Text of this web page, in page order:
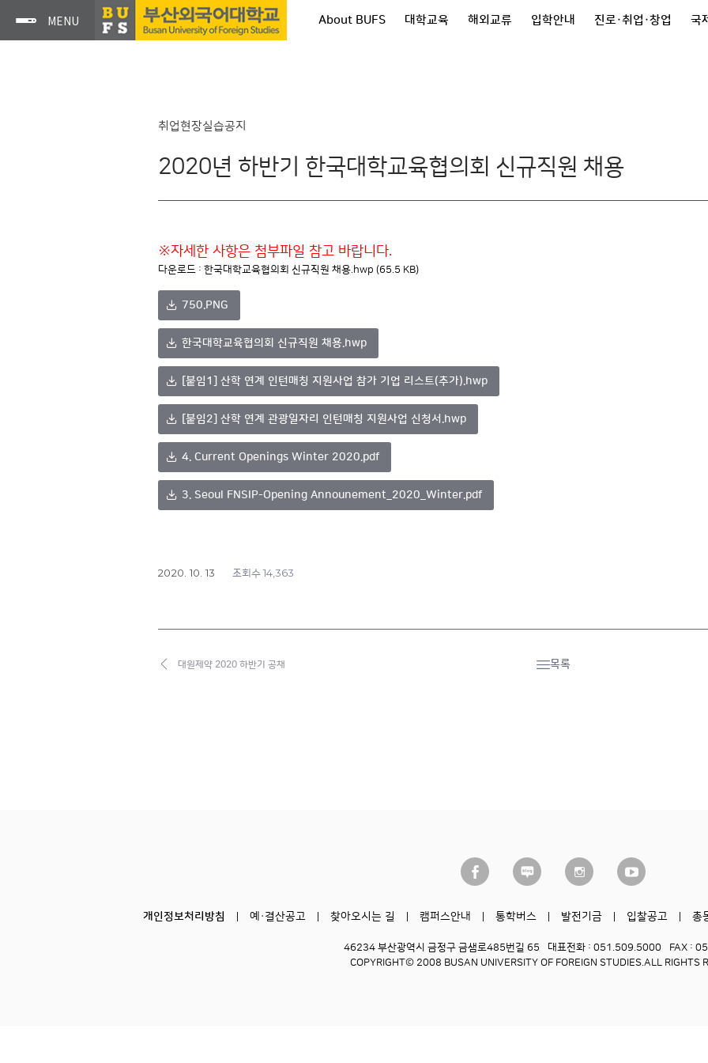
About BUFS 대학교육 해외교류 입학안내 진로·취업·창업 국
취업현장실습공지
2020년 하반기 한국대학교육협의회 신규직원 채용
※자세한 사항은 첨부파일 참고 바랍니다.
다운로드 : 한국대학교육협의회 신규직원 채용.hwp (65.5 KB)
750.PNG
한국대학교육협의회 신규직원 채용.hwp
[붙임1] 산학 연계 인턴매칭 지원사업 참가 기업 리스트(추가).hwp
[붙임2] 산학 연계 관광일자리 인턴매칭 지원사업 신청서.hwp
4. Current Openings Winter 2020.pdf
3. Seoul FNSIP-Opening Announement_2020_Winter.pdf
2020. 10. 13 조회수 14,363
대원제약 2020 하반기 공채 목록
개인정보처리방침 예·결산공고 찾아오시는 길 캠퍼스안내 통학버스 발전기금 입찰공고 총
46234 부산광역시 금정구 금샘로485번길 65 대표전화 : 051.509.5000
FAX :
COPYRIGHT© 2008 BUSAN UNIVERSITY OF FOREIGN STUDIES. ALL RIGHTS